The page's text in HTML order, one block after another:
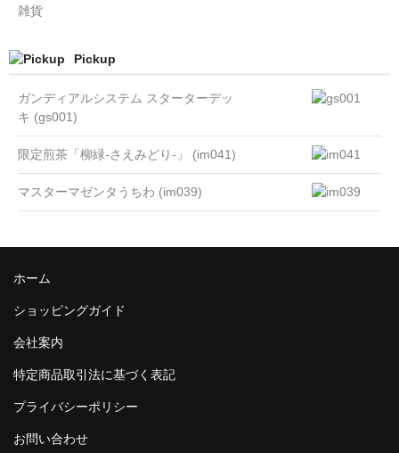
雑貨
Pickup
ガンディアルシステム スターターデッ
キ (gs001)
限定煎茶「柳緑-さえみどり-」 (im041)
マスターマゼンタうちわ (im039)
ホーム
ショッピングガイド
会社案内
特定商品取引法に基づく表記
プライバシーポリシー
お問い合わせ